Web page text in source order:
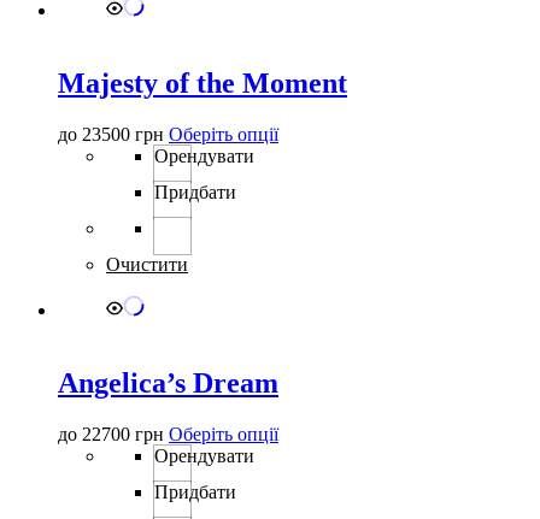
Majesty of the Moment
до 23500 грн Оберіть опціїЦей
Орендувати
Придбати
Очистити
Angelica’s Dream
до 22700 грн Оберіть опціїЦей
Орендувати
Придбати